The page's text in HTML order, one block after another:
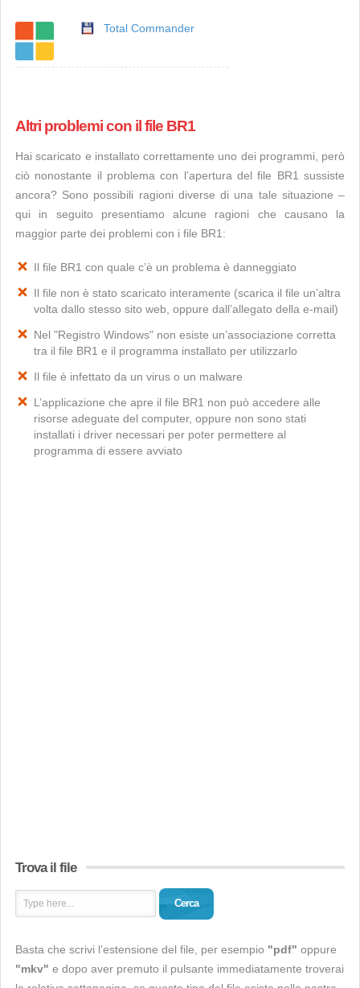
Total Commander
Altri problemi con il file BR1
Hai scaricato e installato correttamente uno dei programmi, però
ciò nonostante il problema con l’apertura del file BR1 sussiste
ancora? Sono possibili ragioni diverse di una tale situazione –
qui in seguito presentiamo alcune ragioni che causano la
maggior parte dei problemi con i file BR1:
Il file BR1 con quale c’è un problema è danneggiato
Il file non è stato scaricato interamente (scarica il file un’altra
volta dallo stesso sito web, oppure dall’allegato della e-mail)
Nel "Registro Windows" non esiste un’associazione corretta
tra il file BR1 e il programma installato per utilizzarlo
Il file è infettato da un virus o un malware
L’applicazione che apre il file BR1 non può accedere alle
risorse adeguate del computer, oppure non sono stati
installati i driver necessari per poter permettere al
programma di essere avviato
Trova il file
Cerca
Basta che scrivi l’estensione del file, per esempio "pdf" oppure
"mkv" e dopo aver premuto il pulsante immediatamente troverai